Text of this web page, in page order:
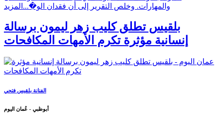
والمهارات. وخلص التقرير إلى أن فقدان الو�... المزيد
بلقيس تطلق كليب زهر ليمون برسالة
إنسانية مؤثرة تكرم الأمهات المكافحات
الفنانة بلقيس فتحي
أبوظبي - عُمان اليوم